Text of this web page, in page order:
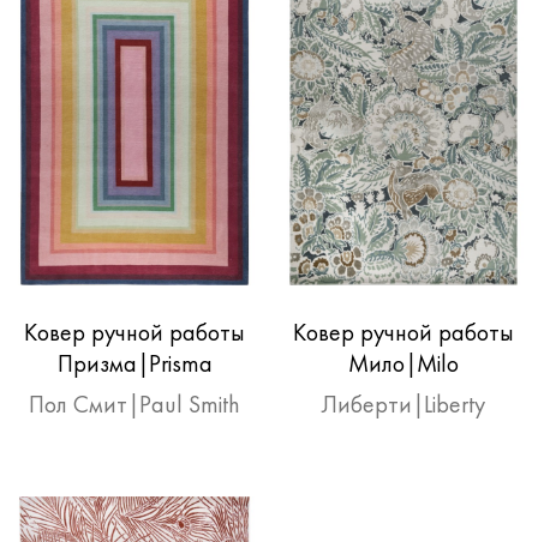
Ковер ручной работы
Призма|Prisma
Пол Смит|Paul Smith
Ковер ручной работы
Мило|Milo
Либерти|Liberty